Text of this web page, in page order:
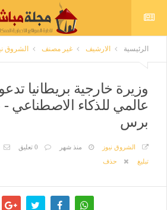
الرئيسية الارشيف غير مصنف الشروق
وزيرة خارجية بريطانيا
عالمي للذكاء الاصطناعي -
برس
الشروق نيوز منذ شهر 0 تعليق
تبليغ
حذف